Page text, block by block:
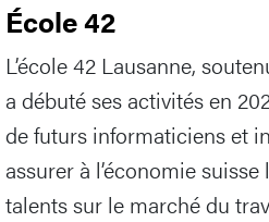
École 42
L’école 42 Lausanne,
a débuté ses activités en
de futurs informaticiens et
assurer à l’économie suisse
talents sur le marché du